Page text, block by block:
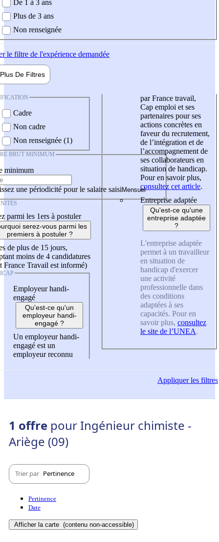
De 1 à 3 ans
Plus de 3 ans
Non renseignée
le filtre de l'expérience demandée
Plus De Filtres
Cadre
Non cadre
Non renseignée (1)
BRUT MINIMUM
minimum
une périodicité pour le salaire saisi
parmi les 1ers à postuler
serez-vous parmi les
premiers à postuler ?
de plus de 15 jours,
moins de 4 candidatures
France Travail est informé)
Employeur handi-
engagé
Qu'est-ce qu'un
employeur handi-
engagé ?
Un employeur handi-
engagé est un
employeur reconnu
par France travail,
Cap emploi et ses
partenaires pour ses
actions concrètes en
faveur du recrutement,
de l’intégration et de
l’accompagnement de
ses collaborateurs en
situation de handicap.
Pour en savoir plus,
consultez cet article.
Entreprise adaptée
Qu'est-ce qu'une
entreprise adaptée
?
L'entreprise adaptée
permet à un travailleur
en situation de
handicap d'exercer
une activité
professionnelle dans
des conditions
adaptées à ses
capacités. Pour en
savoir plus, consultez
le site de l’UNEA.
Appliquerles filtres
1 offre pour Ingénieur chimiste -
Ariège (09)
Trier par Pertinence
Pertinence
Date
Afficher la carte (contenu non-accessible)